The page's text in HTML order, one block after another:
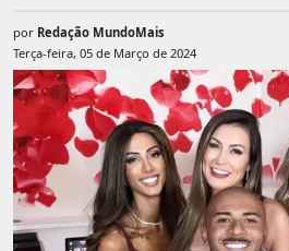
por Redação MundoMais
Terça-feira, 05 de Março de 2024